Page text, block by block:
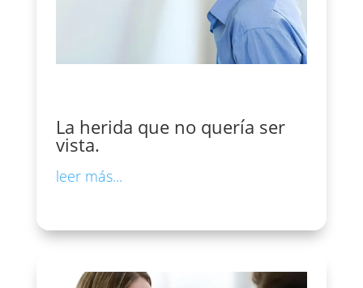
La herida que no quería ser
vista.
leer más...